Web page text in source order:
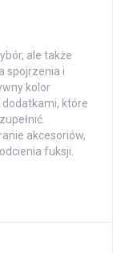
ale także
spojrzenia i
kolor
które
akcesoriów,
fuksji.